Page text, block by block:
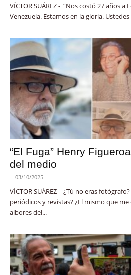
VÍCTOR SUÁREZ - “Nos costó 27 años
Venezuela. Estamos en la gloria.
“El Fuga” Henry
del medio
- 03/10/2025
VÍCTOR SUÁREZ - ¿Tú no eras
periódicos y revistas? ¿El mismo que
albores del...